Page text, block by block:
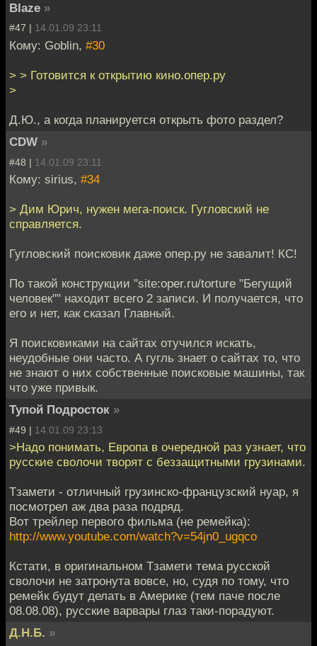
Blaze »
#47 | 14.01.09 23:11
Кому: Goblin, #30
> > Готовится к открытию кино.опер.ру
>
Д.Ю., а когда планируется открыть фото раздел?
CDW »
#48 | 14.01.09 23:11
Кому: sirius, #34
> Дим Юрич, нужен мега-поиск. Гугловский не
справляется.
Гугловский поисковик даже опер.ру не завалит! КС!
По такой конструкции "site:oper.ru/torture "Бегущий
человек"" находит всего 2 записи. И получается, что
его и нет, как сказал Главный.
Я поисковиками на сайтах отучился искать,
неудобные они часто. А гугль знает о сайтах то, что
не знают о них собственные поисковые машины, так
что уже привык.
Тупой Подросток »
#49 | 14.01.09 23:13
>Надо понимать, Европа в очередной раз узнает, что
русские сволочи творят с беззащитными грузинами.
Тзамети - отличный грузинско-французский нуар, я
посмотрел аж два раза подряд.
Вот трейлер первого фильма (не ремейка):
http://www.youtube.com/watch?v=54jn0_ugqco
Кстати, в оригинальном Тзамети тема русской
сволочи не затронута вовсе, но, судя по тому, что
ремейк будут делать в Америке (тем паче после
08.08.08), русские варвары глаз таки-порадуют.
Д.Н.Б. »